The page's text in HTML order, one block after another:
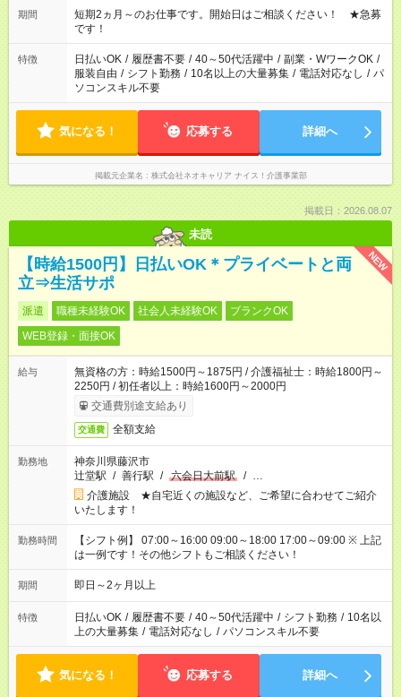
でお休みや時間の調整が必要な場合も遠慮なくご相談くださ
い。
期間
短期2ヵ月～のお仕事です。開始日はご相談ください！ ★急募
です！
特徴 日払いOK / 履歴書不要 / 40～50代活躍中 / 副業・WワークOK /
服装自由 / シフト勤務 / 10名以上の大量募集 / 電話対応なし / パ
ソコンスキル不要
気になる！ 応募する 詳細へ
掲載元企業名 株式会社ネオキャリア ナイス！介護事業部
掲載日：2026.08.07
未読
NEW
【時給1500円】日払いOK＊プライベートと両
立⇒生活サポ
派遣 職種未経験OK 社会人未経験OK
ブランクOK
WEB登録・面接OK
給与
無資格の方：時給1500円～1875円 / 介護福祉士：時給1800円～
2250円 / 初任者以上：時給1600円～2000円
交通費別途支給あり
交通費 全額支給
勤務地
神奈川県藤沢市
辻堂駅 / 善行駅 / 六会日大前駅 / …
介護施設 ★自宅近くの施設など、ご希望に合わせてご紹介
いたします！
勤務時間
【シフト例】 07:00～16:00 09:00～18:00 17:00～09:00 ※ 上記
は一例です！その他シフトもご相談ください！
期間 即日～2ヶ月以上
特徴 日払いOK / 履歴書不要 / 40～50代活躍中 / シフト勤務 / 10名以
上の大量募集 / 電話対応なし / パソコンスキル不要
気になる！ 応募する 詳細へ